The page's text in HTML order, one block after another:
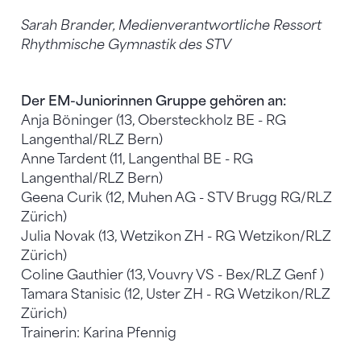
Sarah Brander, Medienverantwortliche Ressort
Rhythmische Gymnastik des STV
Der EM-Juniorinnen Gruppe gehören an:
Anja Böninger (13, Obersteckholz BE - RG
Langenthal/RLZ Bern)
Anne Tardent (11, Langenthal BE - RG
Langenthal/RLZ Bern)
Geena Curik (12, Muhen AG - STV Brugg RG/RLZ
Zürich)
Julia Novak (13, Wetzikon ZH - RG Wetzikon/RLZ
Zürich)
Coline Gauthier (13, Vouvry VS - Bex/RLZ Genf )
Tamara Stanisic (12, Uster ZH - RG Wetzikon/RLZ
Zürich)
Trainerin: Karina Pfennig